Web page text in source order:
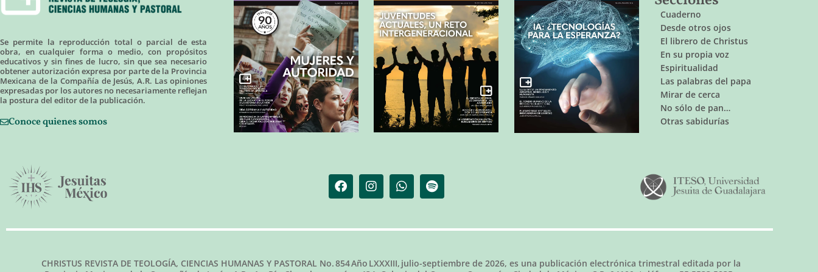
Se permite la reproducción total o parcial de esta
obra, en cualquier forma o medio, con propósitos
educativos y sin fines de lucro, sin que sea necesario
obtener autorización expresa por parte de la Provincia
Mexicana de la Compañía de Jesús, A.R. Las opiniones
expresadas por los autores no necesariamente reflejan
la postura del editor de la publicación.
Conoce quienes somos
Cuaderno
Desde otros ojos
El librero de Christus
En su propia voz
Espiritualidad
Las palabras del papa
Mirar de cerca
No sólo de pan…
Otras sabidurías
CHRISTUS REVISTA DE TEOLOGÍA, CIENCIAS HUMANAS Y PASTORAL No.854Año LXXXIII, julio-septiembre de 2026, es una publicación electrónica trimestral editada por la